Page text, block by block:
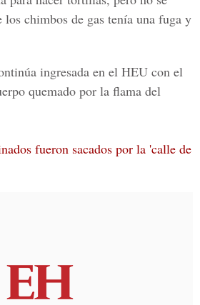
los chimbos de gas tenía una fuga y
ingresada en el HEU con el
quemado por la flama del
fueron sacados por la 'calle de